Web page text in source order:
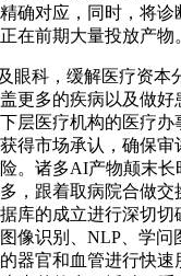
确对应，同时，将诊
在前期大量投放产物
科，缓解医疗资本
更多的疾病以及做好
层医疗机构的医疗办
得市场承认，确保审
。诸多AI产物颠末
，跟着取病院合做交
库的成立进行深切
像识别、NLP、学
器官和血管进行快速